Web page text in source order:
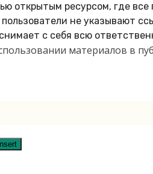
открытым ресурсом, где
не указывают
с себя всю
материалов в
Insert